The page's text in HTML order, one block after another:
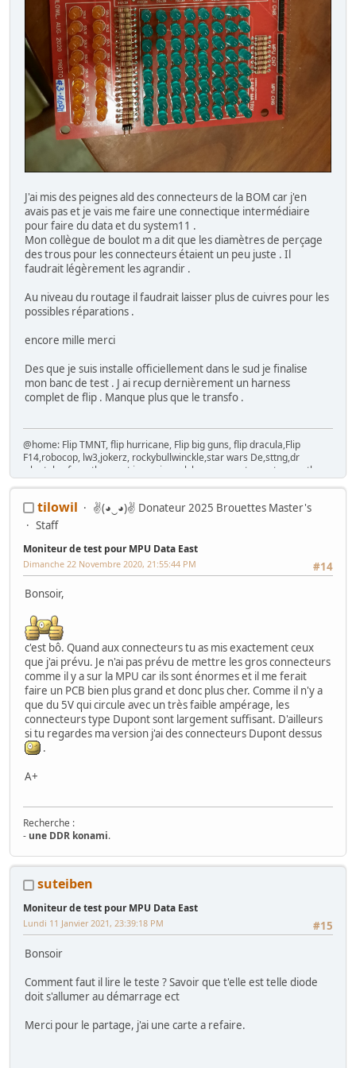
J'ai mis des peignes ald des connecteurs de la BOM car j'en
avais pas et je vais me faire une connectique intermédiaire
pour faire du data et du system11 .
Mon collègue de boulot m a dit que les diamètres de perçage
des trous pour les connecteurs étaient un peu juste . Il
faudrait légèrement les agrandir .
Au niveau du routage il faudrait laisser plus de cuivres pour les
possibles réparations .
encore mille merci
Des que je suis installe officiellement dans le sud je finalise
mon banc de test . J ai recup dernièrement un harness
complet de flip . Manque plus que le transfo .
@home: Flip TMNT, flip hurricane, Flip big guns, flip dracula,Flip
F14,robocop, lw3,jokerz, rockybullwinckle,star wars De,sttng,dr
who,tales from the crypt,jurassic park,laser war,gateway,tommy the
who,baby pacman./cab=Mortal kombat 2,hang on DX, time crisis,
command , cocktail "taito", cocktail space trek,cocktail
galaxian,cocktail DE deco,cocktail SI., twin sega rally, OUT RUN,cockpit
OT turbo, Virtua cop, Euro 40, astro city Blast city,mvs4u,namco
exceleena red,madonna,aerocityx2,sega city ,bandido et afterburner
dx;
tilowil
✌(◕‿◕)✌ Donateur 2025 Brouettes Master's
Staff
Moniteur de test pour MPU Data East
#14
Dimanche 22 Novembre 2020, 21:55:44 PM
Bonsoir,
c'est bô. Quand aux connecteurs tu as mis exactement ceux
que j'ai prévu. Je n'ai pas prévu de mettre les gros connecteurs
comme il y a sur la MPU car ils sont énormes et il me ferait
faire un PCB bien plus grand et donc plus cher. Comme il n'y a
que du 5V qui circule avec un très faible ampérage, les
connecteurs type Dupont sont largement suffisant. D'ailleurs
si tu regardes ma version j'ai des connecteurs Dupont dessus
.
A+
Recherche :
- une DDR konami.
Arcade:Ma première borne JAMMA from scratch
Noel 2014 (Wip Humanitaire)
Flippers :Gottlieb Magnotron,Bally Freedom
Gottlieb Genesis,Data East Time Machine,Recel Lady Luck (Feu)
Jackpot: Bally Golden Continental
(Donkey Kong Key Box)- Testeur TTL/CMOS Artisanal - Moniteur Test
MPU Data East
suteiben
Moniteur de test pour MPU Data East
#15
Lundi 11 Janvier 2021, 23:39:18 PM
Bonsoir
Comment faut il lire le teste ? Savoir que t'elle est telle diode
doit s'allumer au démarrage ect
Merci pour le partage, j'ai une carte a refaire.